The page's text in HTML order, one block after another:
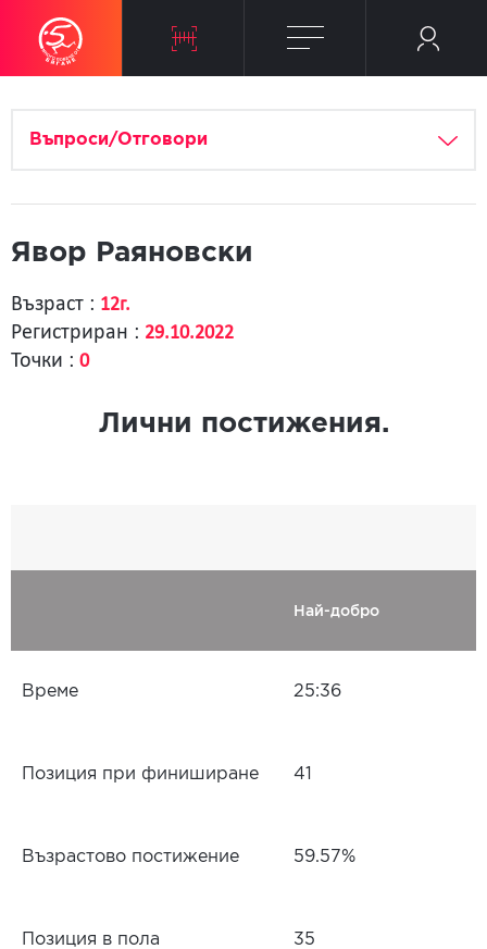
Въпроси/Отговори
Явор Раяновски
Възраст : 12г.
Регистриран : 29.10.2022
Точки : 0
Лични постижения.
Най-добро
Време 25:36
Позиция при финиширане 41
Възрастово постижение 59.57%
Позиция в пола 35